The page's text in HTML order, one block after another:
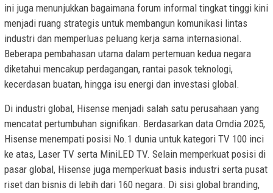
ini juga menunjukkan bagaimana forum informal tingkat tinggi kini
menjadi ruang strategis untuk membangun komunikasi lintas
industri dan memperluas peluang kerja sama internasional.
Beberapa pembahasan utama dalam pertemuan kedua negara
diketahui mencakup perdagangan, rantai pasok teknologi,
kecerdasan buatan, hingga isu energi dan investasi global.
Di industri global, Hisense menjadi salah satu perusahaan yang
mencatat pertumbuhan signifikan. Berdasarkan data Omdia 2025,
Hisense menempati posisi No.1 dunia untuk kategori TV 100 inci
ke atas, Laser TV serta MiniLED TV. Selain memperkuat posisi di
pasar global, Hisense juga memperkuat basis industri serta pusat
riset dan bisnis di lebih dari 160 negara. Di sisi global branding,